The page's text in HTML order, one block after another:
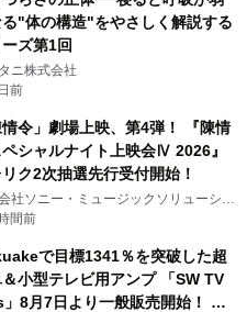
る"体の構造"をやさしく解説する
ズ第1回
ニ株式会社
前
情令」劇場上映、第4弾！ 『陳情
シャルナイト上映会Ⅳ 2026』
ク2次抽選先行受付開始！
社ソニー・ミュージックソリューショ
間前
で目標1341％を突破した超
小型テレビ用アンプ 「SW TV
8月7日より一般販売開始！ ケ